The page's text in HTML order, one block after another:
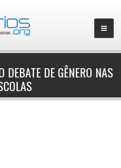
DEBATE DE GÊNERO NAS